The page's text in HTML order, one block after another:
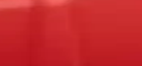
ve manuel kontrol özellikleriyle dikkat